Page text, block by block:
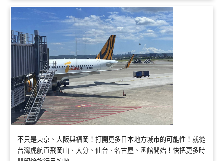
不只是東京、大阪與福岡！打開更多日本地方城市的可能性！就從
台灣虎航直飛岡山、大分、仙台、名古屋、函館開始！快把更多時